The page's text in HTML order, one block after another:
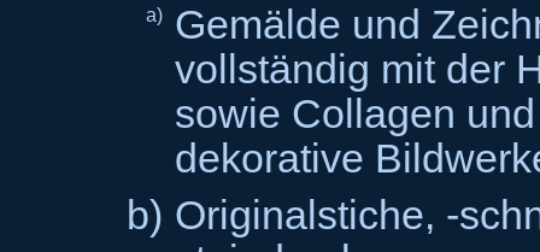
a)
Gemälde und
vollständig mit der
sowie Collagen
dekorative
b) Originalstiche, -